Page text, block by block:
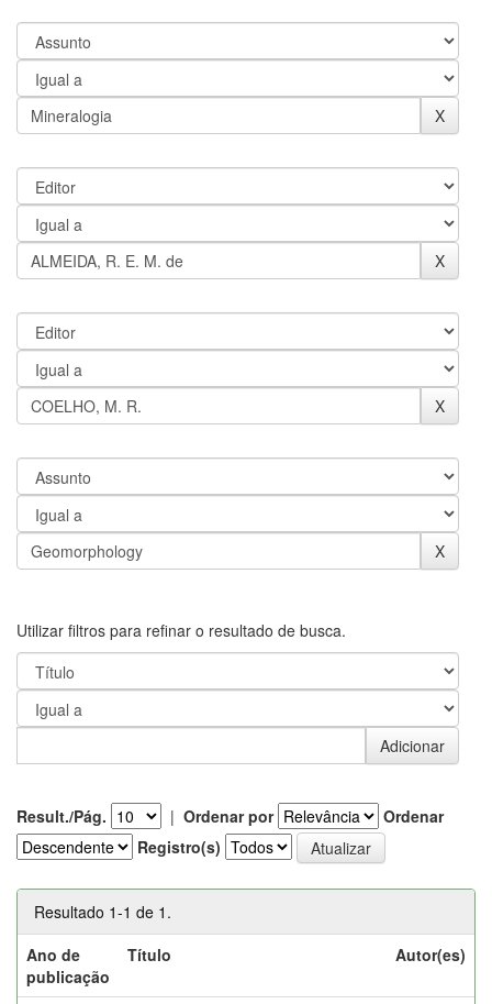
Utilizar filtros para refinar o resultado de busca.
Result./Pág. | Ordenar por
Ordenar
Registro(s)
Resultado 1-1 de 1.
Ano de
publicação
Título Autor(es)